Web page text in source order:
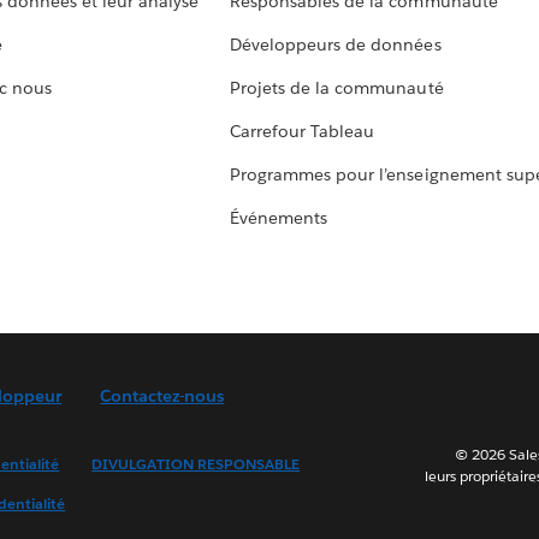
nous
Développeurs de données
Projets de la communauté
Carrefour Tableau
Programmes pour l’enseignement
Événements
Contactez-nous
DIVULGATION RESPONSABLE
© 2026
leurs